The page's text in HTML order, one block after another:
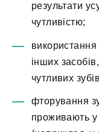
результати
чутливістю;
використання
інших
чутливих
фторування
проживають